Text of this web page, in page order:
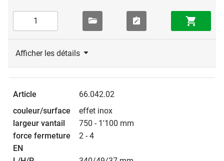
Afficher les détails
66.042.02
effet inox
750 - 1'100 mm
2 - 4